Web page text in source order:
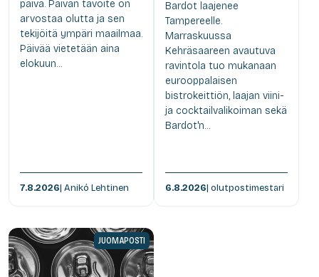
päivä. Päivän tavoite on
arvostaa olutta ja sen
tekijöitä ympäri maailmaa.
Päivää vietetään aina
elokuun...
7.8.2026| Anikó Lehtinen
Bardot laajenee
Tampereelle.
Marraskuussa
Kehräsaareen avautuva
ravintola tuo mukanaan
eurooppalaisen
bistrokeittiön, laajan viini-
ja cocktailvalikoiman sekä
Bardot'n...
6.8.2026| olutpostimestari
JUOMAPOSTI